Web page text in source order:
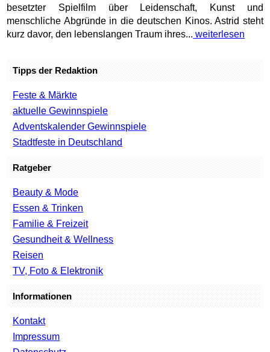
besetzter Spielfilm über Leidenschaft, Kunst und
menschliche Abgründe in die deutschen Kinos. Astrid steht
kurz davor, den lebenslangen Traum ihres... weiterlesen
Tipps der Redaktion
Feste & Märkte
aktuelle Gewinnspiele
Adventskalender Gewinnspiele
Stadtfeste in Deutschland
Ratgeber
Beauty & Mode
Essen & Trinken
Familie & Freizeit
Gesundheit & Wellness
Reisen
TV, Foto & Elektronik
Informationen
Kontakt
Impressum